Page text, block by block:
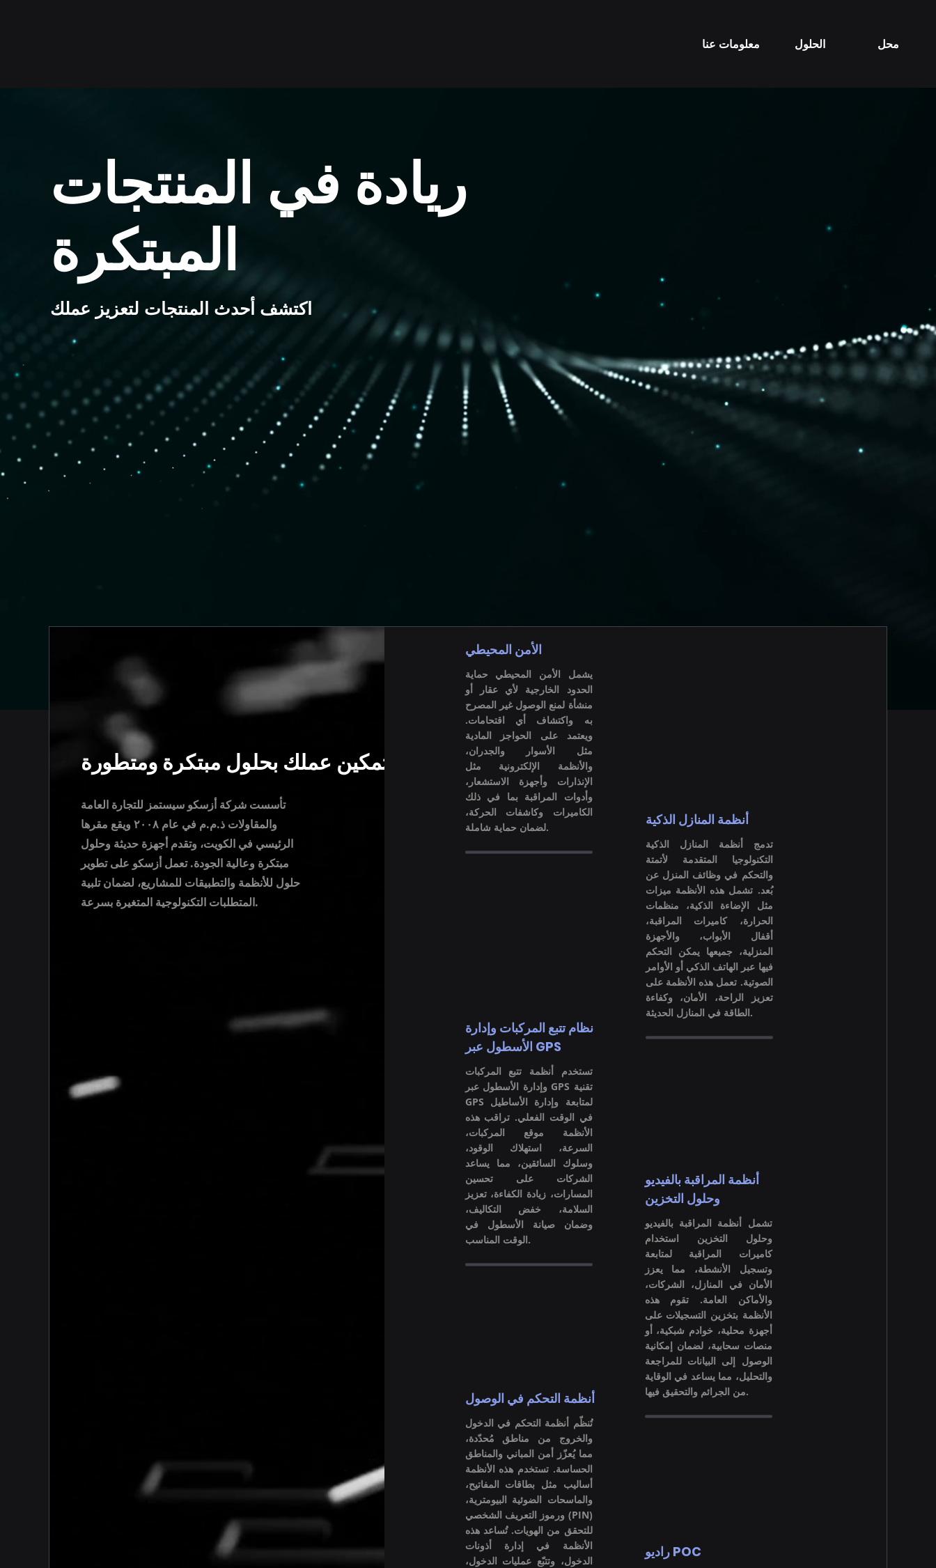
معلومات عنا الحلول محل
ريادة في المنتجات
المبتكرة
اكتشف أحدث المنتجات لتعزيز عملك
تمكين عملك بحلول مبتكرة ومتطورة
تأسست شركة أزسكو سيستمز للتجارة العامة
والمقاولات ذ.م.م في عام ٢٠٠٨ ويقع مقرها
الرئيسي في الكويت، وتقدم أجهزة حديثة وحلول
مبتكرة وعالية الجودة. تعمل أزسكو على تطوير
حلول للأنظمة والتطبيقات للمشاريع، لضمان تلبية
المتطلبات التكنولوجية المتغيرة بسرعة.
الأمن المحيطي
يشمل الأمن المحيطي حماية
الحدود الخارجية لأي عقار أو
منشأة لمنع الوصول غير المصرح
به واكتشاف أي اقتحامات.
ويعتمد على الحواجز المادية
مثل الأسوار والجدران،
والأنظمة الإلكترونية مثل
الإنذارات وأجهزة الاستشعار،
وأدوات المراقبة بما في ذلك
الكاميرات وكاشفات الحركة،
لضمان حماية شاملة.
نظام تتبع المركبات وإدارة
الأسطول عبر GPS
تستخدم أنظمة تتبع المركبات
وإدارة الأسطول عبر GPS تقنية
GPS لمتابعة وإدارة الأساطيل
في الوقت الفعلي. تراقب هذه
الأنظمة موقع المركبات،
السرعة، استهلاك الوقود،
وسلوك السائقين، مما يساعد
الشركات على تحسين
المسارات، زيادة الكفاءة، تعزيز
السلامة، خفض التكاليف،
وضمان صيانة الأسطول في
الوقت المناسب.
أنظمة التحكم في الوصول
تُنظّم أنظمة التحكم في الدخول
والخروج من مناطق مُحدّدة،
مما يُعزّز أمن المباني والمناطق
الحساسة. تستخدم هذه الأنظمة
أساليب مثل بطاقات المفاتيح،
والماسحات الضوئية البيومترية،
ورموز التعريف الشخصي (PIN)
للتحقق من الهويات. تُساعد هذه
الأنظمة في إدارة أذونات
الدخول، وتتبّع عمليات الدخول،
أنظمة المنازل الذكية
تدمج أنظمة المنازل الذكية
التكنولوجيا المتقدمة لأتمتة
والتحكم في وظائف المنزل عن
بُعد. تشمل هذه الأنظمة ميزات
مثل الإضاءة الذكية، منظمات
الحرارة، كاميرات المراقبة،
أقفال الأبواب، والأجهزة
المنزلية، جميعها يمكن التحكم
فيها عبر الهاتف الذكي أو الأوامر
الصوتية. تعمل هذه الأنظمة على
تعزيز الراحة، الأمان، وكفاءة
الطاقة في المنازل الحديثة.
أنظمة المراقبة بالفيديو
وحلول التخزين
تشمل أنظمة المراقبة بالفيديو
وحلول التخزين استخدام
كاميرات المراقبة لمتابعة
وتسجيل الأنشطة، مما يعزز
الأمان في المنازل، الشركات،
والأماكن العامة. تقوم هذه
الأنظمة بتخزين التسجيلات على
أجهزة محلية، خوادم شبكية، أو
منصات سحابية، لضمان إمكانية
الوصول إلى البيانات للمراجعة
والتحليل، مما يساعد في الوقاية
من الجرائم والتحقيق فيها.
راديو POC